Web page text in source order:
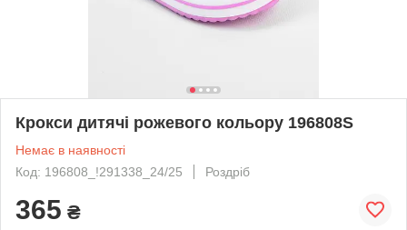
Крокси дитячі рожевого кольору 196808S
Немає в наявності
Код: 196808_!291338_24/25
Роздріб
365 ₴